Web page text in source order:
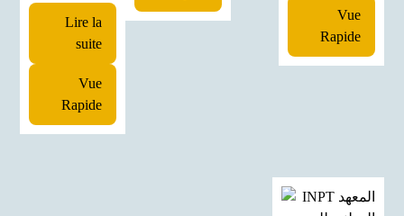
Lire la
suite
Vue
Rapide
Vue
Rapide